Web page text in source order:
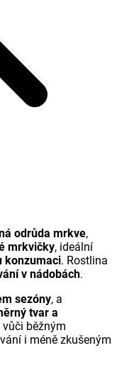
odrůda mrkve,
mrkvičky, ideální
konzumaci. Rostlina
v nádobách.
sezóny, a
tvar a
vůči běžným
i méně zkušeným